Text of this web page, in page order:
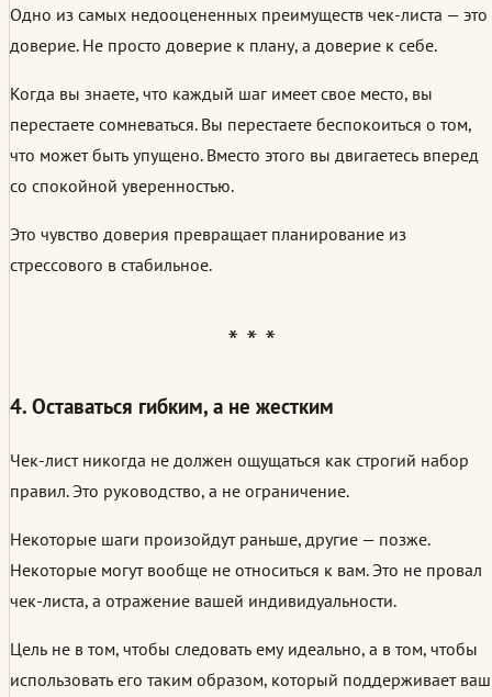
Одно из самых недооцененных преимуществ чек-листа — это
доверие. Не просто доверие к плану, а доверие к себе.
Когда вы знаете, что каждый шаг имеет свое место, вы
перестаете сомневаться. Вы перестаете беспокоиться о том,
что может быть упущено. Вместо этого вы двигаетесь вперед
со спокойной уверенностью.
Это чувство доверия превращает планирование из
стрессового в стабильное.
4. Оставаться гибким, а не жестким
Чек-лист никогда не должен ощущаться как строгий набор
правил. Это руководство, а не ограничение.
Некоторые шаги произойдут раньше, другие — позже.
Некоторые могут вообще не относиться к вам. Это не провал
чек-листа, а отражение вашей индивидуальности.
Цель не в том, чтобы следовать ему идеально, а в том, чтобы
использовать его таким образом, который поддерживает ваш